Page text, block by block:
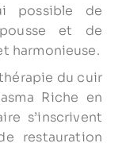
possible de
et de
harmonieuse.
du cuir
Riche en
s’inscrivent
restauration